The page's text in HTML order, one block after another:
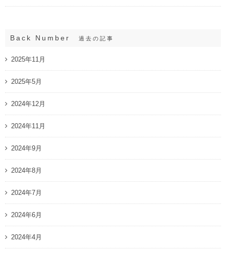
Back Number 過去の記事
2025年11月
2025年5月
2024年12月
2024年11月
2024年9月
2024年8月
2024年7月
2024年6月
2024年4月